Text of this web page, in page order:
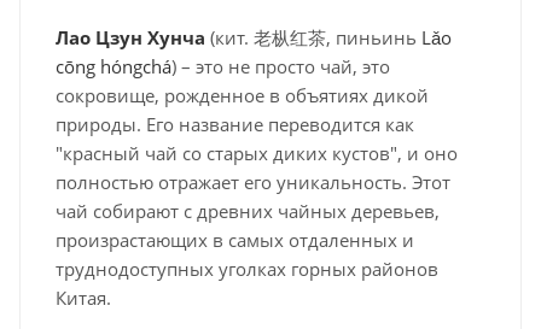
Лао Цзун Хунча (кит. 老枞红茶, пиньинь Lǎo
cōng hóngchá) – это не просто чай, это
сокровище, рожденное в объятиях дикой
природы. Его название переводится как
"красный чай со старых диких кустов", и оно
полностью отражает его уникальность. Этот
чай собирают с древних чайных деревьев,
произрастающих в самых отдаленных и
труднодоступных уголках горных районов
Китая.